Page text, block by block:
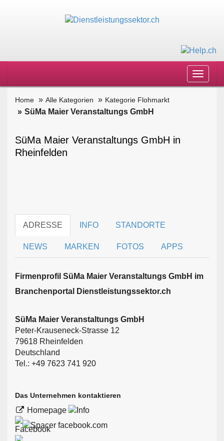
Toggle
Home Alle Kategorien Kategorie Flohmarkt
SüMa Maier Veranstaltungs GmbH
SüMa Maier Veranstaltungs GmbH in
Rheinfelden
ADRESSE INFO STANDORTE
NEWS MARKEN FOTOS APPS
Firmen­profil SüMa Maier Veranstaltungs GmbH im
Branchen­portal Dienstleistungssektor.ch
SüMa Maier Veranstaltungs GmbH
Peter-Krauseneck-Strasse 12
79618 Rheinfelden
Deutschland
Tel.: +49 7623 741 920
Das Unternehmen kontaktieren
Homepage
facebook.com